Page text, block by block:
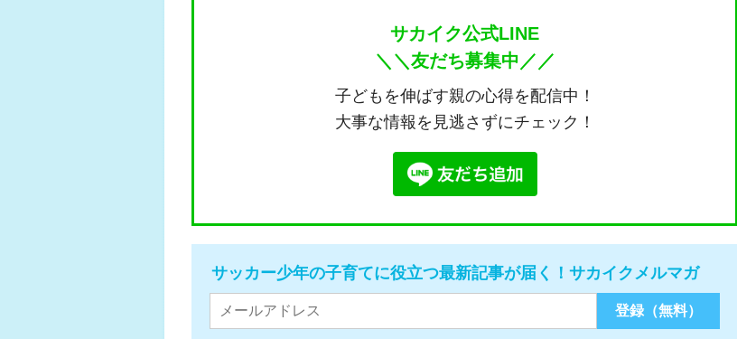
サカイク公式LINE
＼＼友だち募集中／／
子どもを伸ばす親の心得を配信中！
大事な情報を見逃さずにチェック！
サッカー少年の子育てに役立つ最新記事が届く！サカイクメルマガ